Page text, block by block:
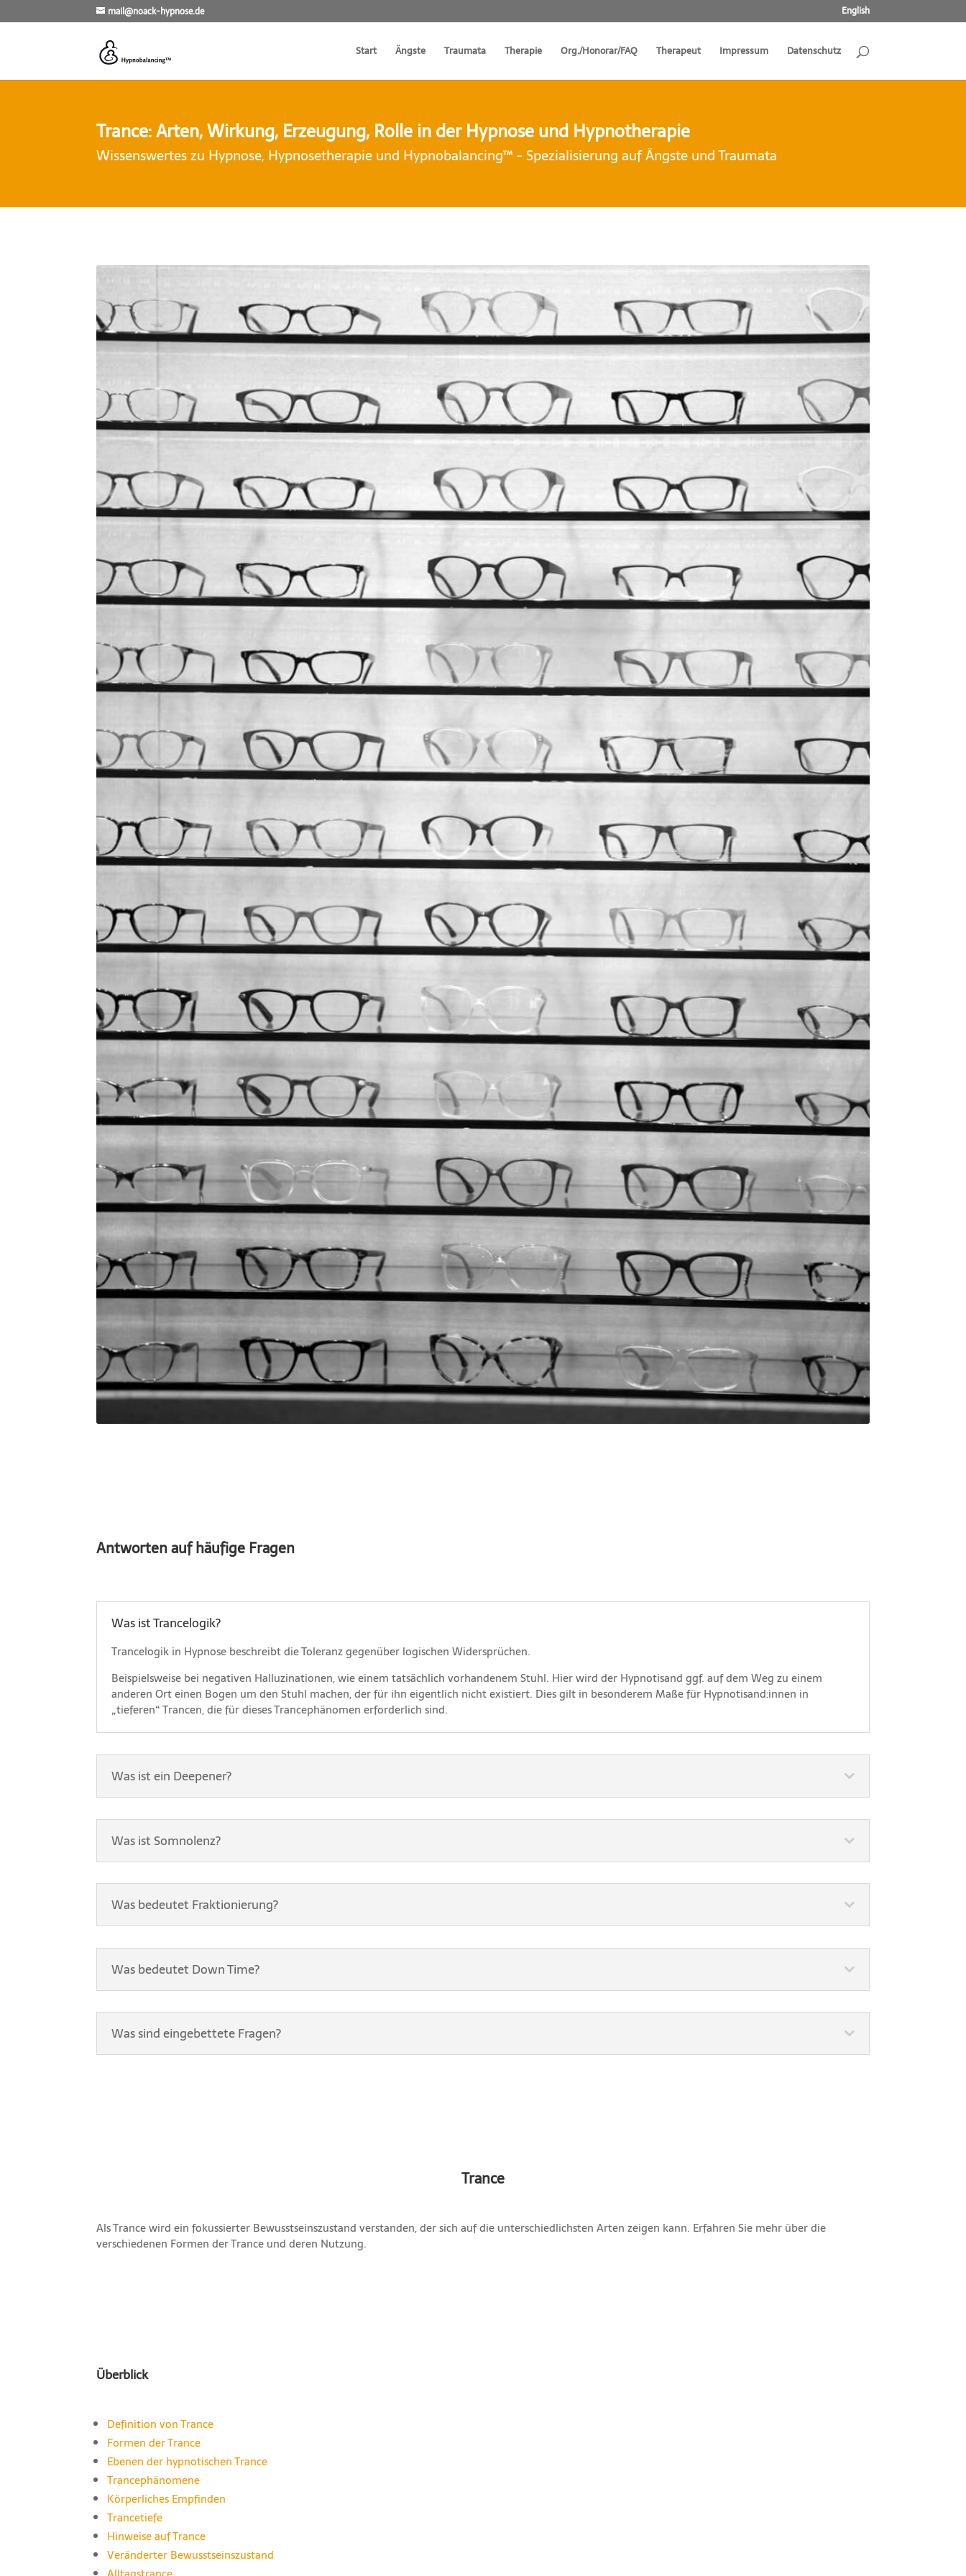
mail@noack-hypnose.de English
Start Ängste Traumata Therapie Org./Honorar/FAQ Therapeut Impressum Datenschutz
Trance: Arten, Wirkung, Erzeugung, Rolle in der Hypnose und Hypnotherapie
Wissenswertes zu Hypnose, Hypnosetherapie und Hypnobalancing™ - Spezialisierung auf Ängste und Traumata
Antworten auf häufige Fragen
Was ist Trancelogik?
Trancelogik in Hypnose beschreibt die Toleranz gegenüber logischen Widersprüchen.
Beispielsweise bei negativen Halluzinationen, wie einem tatsächlich vorhandenem Stuhl. Hier wird der Hypnotisand ggf. auf dem Weg zu einem
anderen Ort einen Bogen um den Stuhl machen, der für ihn eigentlich nicht existiert. Dies gilt in besonderem Maße für Hypnotisand:innen in
„tieferen“ Trancen, die für dieses Trancephänomen erforderlich sind.
Was ist ein Deepener?
Was ist Somnolenz?
Was bedeutet Fraktionierung?
Was bedeutet Down Time?
Was sind eingebettete Fragen?
Trance
Als Trance wird ein fokussierter Bewusstseinszustand verstanden, der sich auf die unterschiedlichsten Arten zeigen kann. Erfahren Sie mehr über die
verschiedenen Formen der Trance und deren Nutzung.
Überblick
Definition von Trance
Formen der Trance
Ebenen der hypnotischen Trance
Trancephänomene
Körperliches Empfinden
Trancetiefe
Hinweise auf Trance
Veränderter Bewusstseinszustand